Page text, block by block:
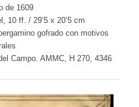
de 1609
10 ff. / 29’5 x 20’5 cm
gofrado con motivos
Campo. AMMC, H 270, 4346